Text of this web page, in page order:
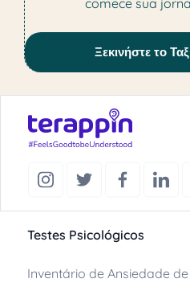
comece sua
Ξεκινήστε το
Testes Psicológicos
Inventário de Ansiedade